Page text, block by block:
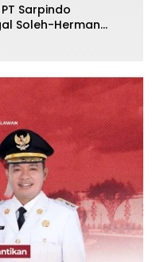
Sarpindo
Soleh-Herman
ke Pulau Rupat